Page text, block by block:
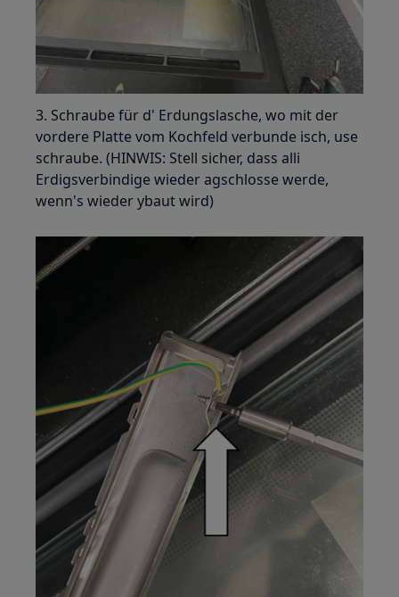
3. Schraube für d' Erdungslasche, wo mit der
vordere Platte vom Kochfeld verbunde isch, use
schraube. (HINWIS: Stell sicher, dass alli
Erdigsverbindige wieder agschlosse werde,
wenn's wieder ybaut wird)